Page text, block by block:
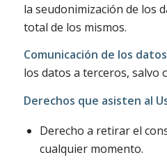
la seudonimización de los
total de los mismos.
Comunicación de los datos
los datos a terceros, salvo
Derechos que asisten al
Derecho a retirar el
cualquier momento.